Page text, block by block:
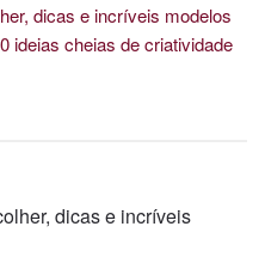
dicas e incríveis modelos
ideias cheias de criatividade
dicas e incríveis